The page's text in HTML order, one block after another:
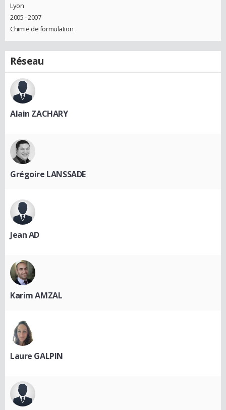
Lyon
2005 - 2007
Chimie de formulation
Réseau
Alain ZACHARY
Grégoire LANSSADE
Jean AD
Karim AMZAL
Laure GALPIN